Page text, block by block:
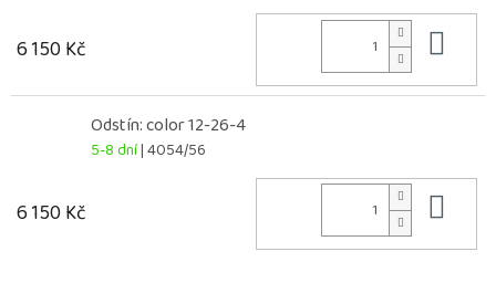
6 150 Kč
Odstín: color 12-26-4
5-8 dní| 4054/56
6 150 Kč